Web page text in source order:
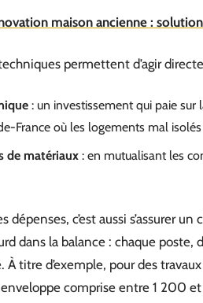
maison ancienne :
permettent d’agir
: un investissement qui paie sur
France où les logements mal
de matériaux : en mutualisant les
dépenses, c’est aussi s’assurer
dans la balance : chaque
À titre d’exemple, pour des
comprise entre 1 200